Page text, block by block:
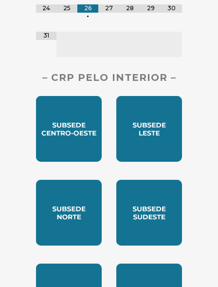
24 25
26
•
27 28 29 30
31
– CRP PELO INTERIOR –